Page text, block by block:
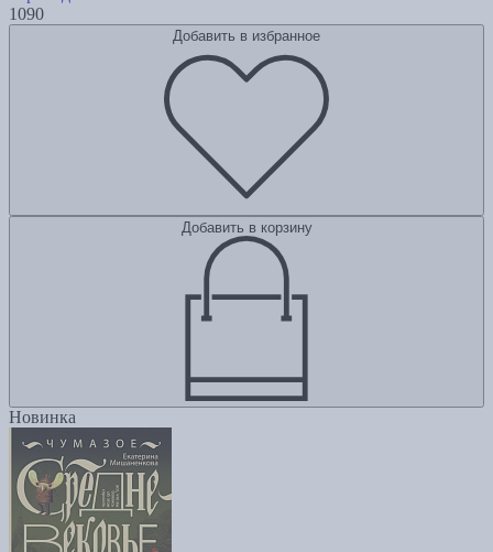
1090
Добавить в избранное
Добавить в корзину
Новинка